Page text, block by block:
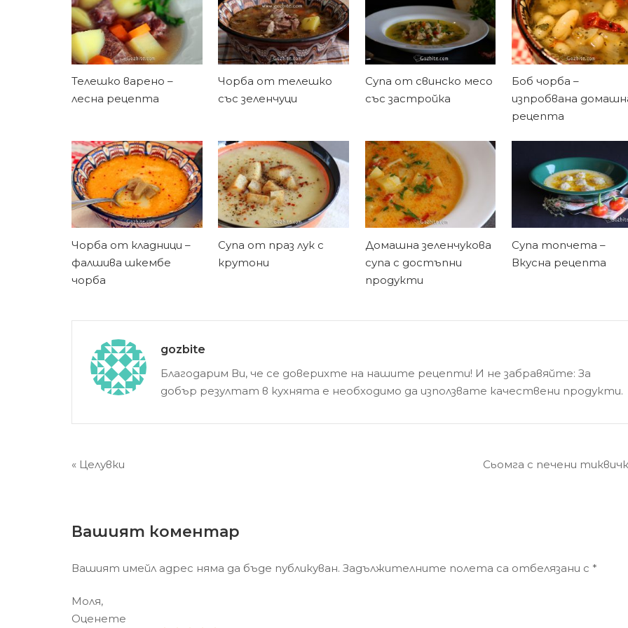
Телешко варено –
лесна рецепта
Чорба от телешко
със зеленчуци
Супа от свинско месо
със застройка
Боб чорба –
изпробвана
рецепта
Чорба от кладници –
фалшива шкембе
чорба
Супа от праз лук с
крутони
Домашна зеленчукова
супа с достъпни
продукти
Супа топчета –
Вкусна рецепта
gozbite
Благодарим Ви, че се доверихте на нашите рецепти! И не забравяйте: За
добър резултат в кухнята е необходимо да използвате качествени продукти.
Навигация Сьомга с печени
« Целувки
Вашият коментар
Вашият имейл адрес няма да бъде публикуван. Задължителните полета са отбелязани с *
Моля,
Оценете